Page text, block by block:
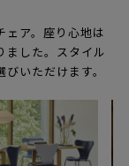
ェア。座り心地は
ました。スタイル
いただけます。